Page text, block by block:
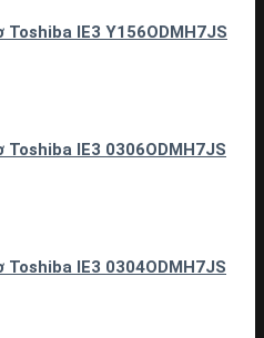
Toshiba IE3 Y156ODMH7JS
Toshiba IE3 0306ODMH7JS
Toshiba IE3 0304ODMH7JS